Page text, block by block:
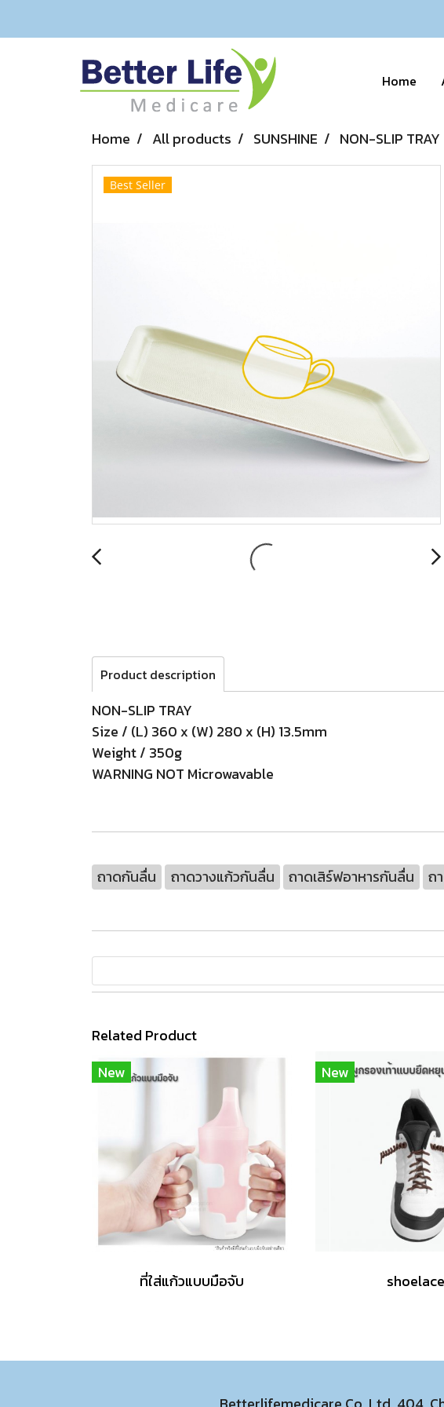
Home
Home All products SUNSHINE NON-SLIP TRAY
Best Seller
Product description
NON-SLIP TRAY
Size / (L) 360 x (W) 280 x (H) 13.5mm
Weight / 350g
WARNING NOT Microwavable
ถาดกันลื่น ถาดวางแก้วกันลื่น ถาดเสิร์ฟอาหารกันลื่น ถ
Related Product
New
ที่ใส่แก้วแบบมือจับ
New
shoelace